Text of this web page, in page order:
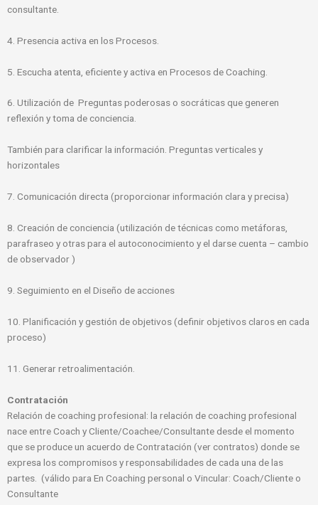
consultante.
4. Presencia activa en los Procesos.
5. Escucha atenta, eficiente y activa en Procesos de Coaching.
6. Utilización de Preguntas poderosas o socráticas que generen
reflexión y toma de conciencia.
También para clarificar la información. Preguntas verticales y
horizontales
7. Comunicación directa (proporcionar información clara y precisa)
8. Creación de conciencia (utilización de técnicas como metáforas,
parafraseo y otras para el autoconocimiento y el darse cuenta – cambio
de observador )
9. Seguimiento en el Diseño de acciones
10. Planificación y gestión de objetivos (definir objetivos claros en cada
proceso)
11. Generar retroalimentación.
Contratación
Relación de coaching profesional: la relación de coaching profesional
nace entre Coach y Cliente/Coachee/Consultante desde el momento
que se produce un acuerdo de Contratación (ver contratos) donde se
expresa los compromisos y responsabilidades de cada una de las
partes. (válido para En Coaching personal o Vincular: Coach/Cliente o
Consultante